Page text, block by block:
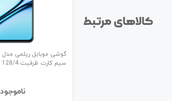
کالاهای مرتبط
سیم کارت ظرفیت 128/4 گیگابایت
نا‌موجود